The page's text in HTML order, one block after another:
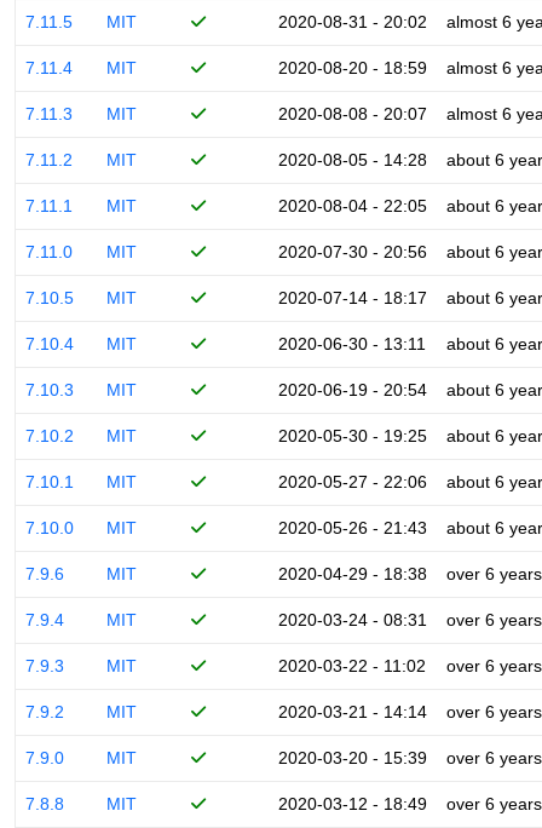
7.11.5 MIT 2020-08-31 - 20:02 almost 6
7.11.4 MIT 2020-08-20 - 18:59 almost 6
7.11.3 MIT 2020-08-08 - 20:07 almost 6
7.11.2 MIT 2020-08-05 - 14:28 about 6
7.11.1 MIT 2020-08-04 - 22:05 about 6
7.11.0 MIT 2020-07-30 - 20:56 about 6
7.10.5 MIT 2020-07-14 - 18:17 about 6
7.10.4 MIT 2020-06-30 - 13:11 about 6
7.10.3 MIT 2020-06-19 - 20:54 about 6
7.10.2 MIT 2020-05-30 - 19:25 about 6
7.10.1 MIT 2020-05-27 - 22:06 about 6
7.10.0 MIT 2020-05-26 - 21:43 about 6
7.9.6 MIT 2020-04-29 - 18:38 over 6 years
7.9.4 MIT 2020-03-24 - 08:31 over 6 years
7.9.3 MIT 2020-03-22 - 11:02 over 6 years
7.9.2 MIT 2020-03-21 - 14:14 over 6 years
7.9.0 MIT 2020-03-20 - 15:39 over 6 years
7.8.8 MIT 2020-03-12 - 18:49 over 6 years